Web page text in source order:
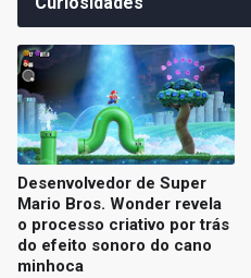
Desenvolvedor de Super
Mario Bros. Wonder revela
o processo criativo por trás
do efeito sonoro do cano
minhoca